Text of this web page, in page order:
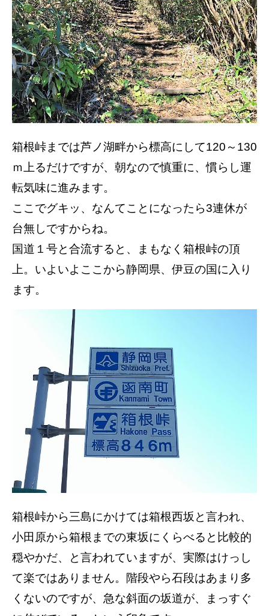
箱根峠までは芦ノ湖畔から標高にして120～130
ｍ上るだけですが、朝なので慎重に、慣らし運
転気味に進みます。
ここでグキッ、なんてことになったら3連休が
台無しですからね。
国道１号と合流すると、まもなく箱根峠の頂
上。いよいよここから静岡県、伊豆の国に入り
ます。
箱根峠から三島にかけては箱根西坂と言われ、
小田原から箱根までの東坂にくらべると比較的
穏やかだ、と言われていますが、実際はけっし
て楽ではありません。階段やら石段はあまり多
くないのですが、急な斜面の坂道が、まっすぐ